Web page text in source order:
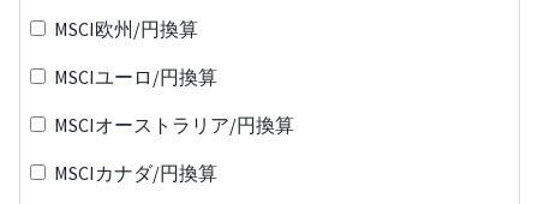
MSCI欧州/円換算
MSCIユーロ/円換算
MSCIオーストラリア/円換算
MSCIカナダ/円換算